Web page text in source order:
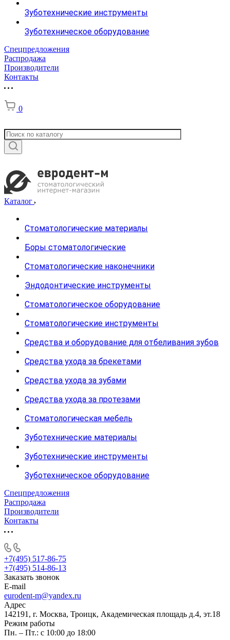
Зуботехнические инструменты
Зуботехническое оборудование
Спецпредложения
Распродажа
Производители
Контакты
0
Каталог
Стоматологические материалы
Боры стоматологические
Стоматологические наконечники
Эндодонтические инструменты
Стоматологическое оборудование
Стоматологические инструменты
Средства и оборудование для отбеливания зубов
Средства ухода за брекетами
Средства ухода за зубами
Средства ухода за протезами
Стоматологическая мебель
Зуботехнические материалы
Зуботехнические инструменты
Зуботехническое оборудование
Спецпредложения
Распродажа
Производители
Контакты
+7(495) 517-86-75
+7(495) 514-86-13
Заказать звонок
E-mail
eurodent-m@yandex.ru
Адрес
142191, г. Москва, Троицк, Академическая площадь д.4, эт.18
Режим работы
Пн. – Пт.: с 10:00 до 18:00